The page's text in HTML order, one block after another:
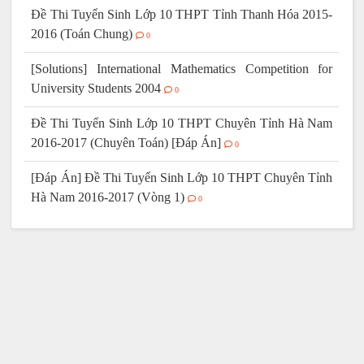
Đề Thi Tuyển Sinh Lớp 10 THPT Tỉnh Thanh Hóa 2015-
2016 (Toán Chung)
0
[Solutions] International Mathematics Competition for
University Students 2004
0
Đề Thi Tuyển Sinh Lớp 10 THPT Chuyên Tỉnh Hà Nam
2016-2017 (Chuyên Toán) [Đáp Án]
0
[Đáp Án] Đề Thi Tuyển Sinh Lớp 10 THPT Chuyên Tỉnh
Hà Nam 2016-2017 (Vòng 1)
0